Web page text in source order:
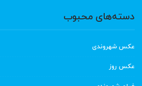
دسته‌های محبوب
عکس شهروندی
عکس روز